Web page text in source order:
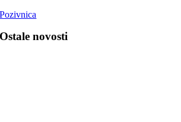
Pozivnica
Ostale novosti